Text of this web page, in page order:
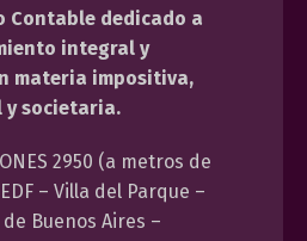
Contable dedicado a
integral y
materia impositiva,
y societaria.
2950 (a metros de
– Villa del Parque –
Buenos Aires –